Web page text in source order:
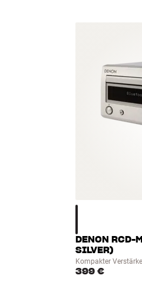
DENON RCD-
SILVER)
Kompakter
399 €